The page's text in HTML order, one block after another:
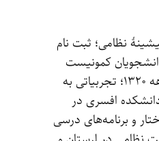
نظامی‌؛ ثبت نام
کمونیست
دانشکده افسری در دهه ۱۳۲۰‌؛ تجربیاتی به
افسری در
۱۳۳۲‌؛ ساختار و برنامه‌های درسی